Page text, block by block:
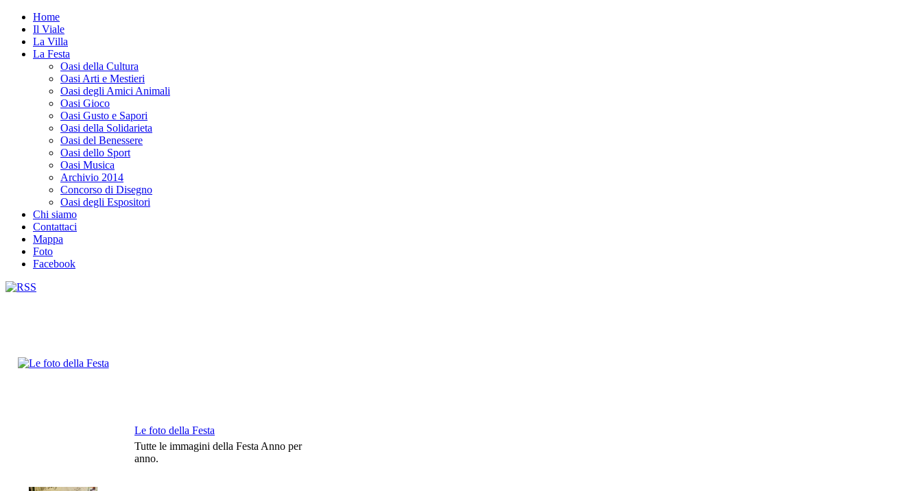
Home
Il Viale
La Villa
La Festa
Oasi della Cultura
Oasi Arti e Mestieri
Oasi degli Amici Animali
Oasi Gioco
Oasi Gusto e Sapori
Oasi della Solidarieta
Oasi del Benessere
Oasi dello Sport
Oasi Musica
Archivio 2014
Concorso di Disegno
Oasi degli Espositori
Chi siamo
Contattaci
Mappa
Foto
Facebook
Le foto della Festa
Tutte le immagini della Festa Anno per
anno.